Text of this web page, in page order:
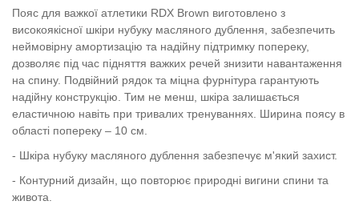
Пояс для важкої атлетики RDX Brown виготовлено з
високоякісної шкіри нубуку масляного дублення, забезпечить
неймовірну амортизацію та надійну підтримку попереку,
дозволяє під час підняття важких речей знизити навантаження
на спину. Подвійний рядок та міцна фурнітура гарантують
надійну конструкцію. Тим не менш, шкіра залишається
еластичною навіть при тривалих тренуваннях. Ширина поясу в
області попереку – 10 см.
- Шкіра нубуку масляного дублення забезпечує м'який захист.
- Контурний дизайн, що повторює природні вигини спини та
живота.